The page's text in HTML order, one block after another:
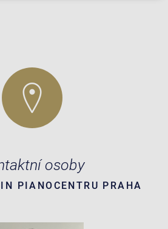
osoby
PIANOCENTRU PRAHA